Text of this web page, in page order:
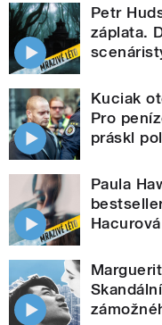
Petr
záplata.
Kuciak
Pro
práskl
Paula